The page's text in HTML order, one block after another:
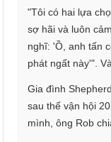
"Tôi có hai lựa
sợ hãi và luôn
nghĩ: 'Ồ, anh tấn
phát ngất này'".
Gia đình
sau thế vận hội
mình, ông Rob